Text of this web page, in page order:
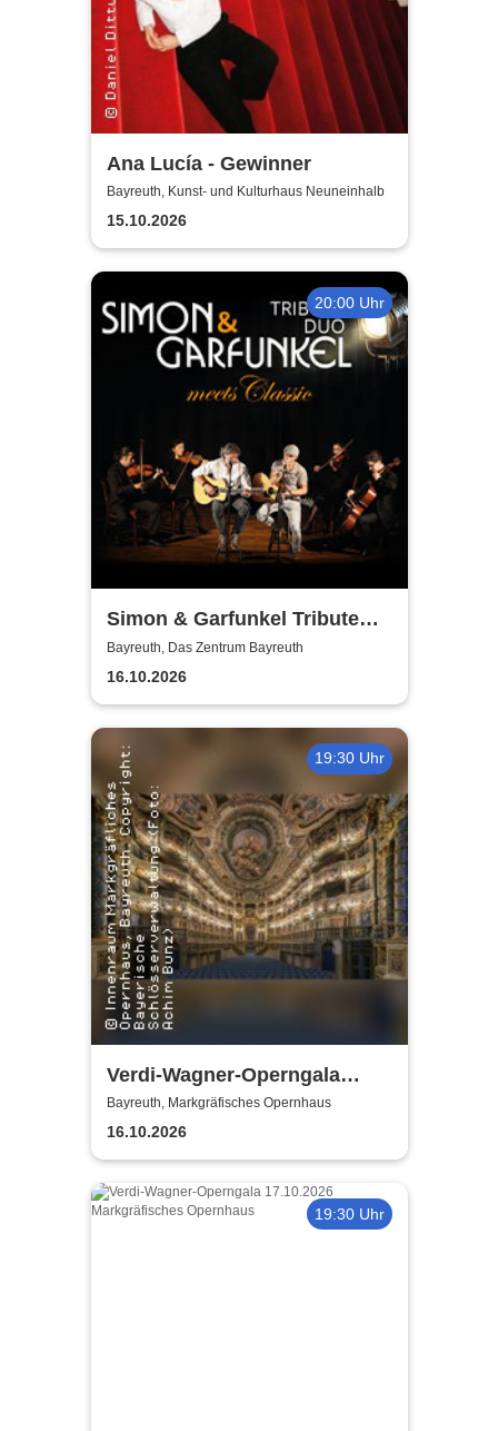
Ana Lucía - Gewinner
Bayreuth, Kunst- und Kulturhaus Neuneinhalb
15.10.2026
20:00 Uhr
Simon & Garfunkel Tribute
meets Classic - Duo
Graceland
Bayreuth, Das Zentrum Bayreuth
16.10.2026
19:30 Uhr
Verdi-Wagner-Operngala
(Zusatzkonzert) - präsentiert
von Opera Classica Europa
Bayreuth, Markgräfisches Opernhaus
16.10.2026
19:30 Uhr